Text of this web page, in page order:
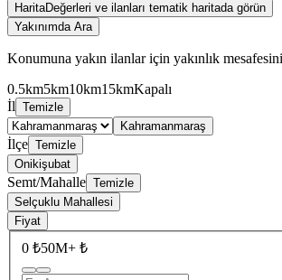
HaritaDeğerleri ve ilanları tematik haritada görün
Yakınımda Ara
Konumuna yakın ilanlar için yakınlık
0.5km5km10km15kmKapalı
İl Temizle
Kahramanmaraş
İlçe Temizle
Onikişubat
Semt/Mahalle Temizle
Selçuklu Mahallesi
Fiyat
0 ₺50M+ ₺